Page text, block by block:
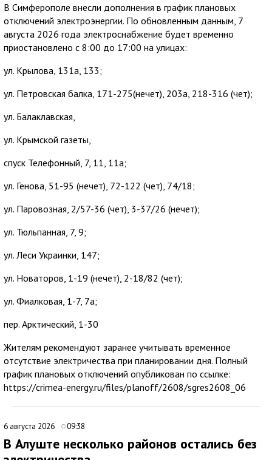
В Симферополе внесли дополнения в график плановых
отключений электроэнергии. По обновленным данным, 7
августа 2026 года электроснабжение будет временно
приостановлено с 8:00 до 17:00 на улицах:
ул. Крылова, 131а, 133;
ул. Петровская балка, 171-275(нечет), 203а, 218-316 (чет);
ул. Балаклавская,
ул. Крымской газеты,
спуск Телефонный, 7, 11, 11а;
ул. Генова, 51-95 (нечет), 72-122 (чет), 74/18;
ул. Паровозная, 2/57-36 (чет), 3-37/26 (нечет);
ул. Тюльпанная, 7, 9;
ул. Леси Украинки, 147;
ул. Новаторов, 1-19 (нечет), 2-18/82 (чет);
ул. Фиалковая, 1-7, 7а;
пер. Арктический, 1-30
Жителям рекомендуют заранее учитывать временное
отсутствие электричества при планировании дня. Полный
график плановых отключений опубликован по ссылке:
https://crimea-energy.ru/files/planoff/2608/sgres2608_06
6 августа 2026 09:38
В Алуште несколько районов остались без